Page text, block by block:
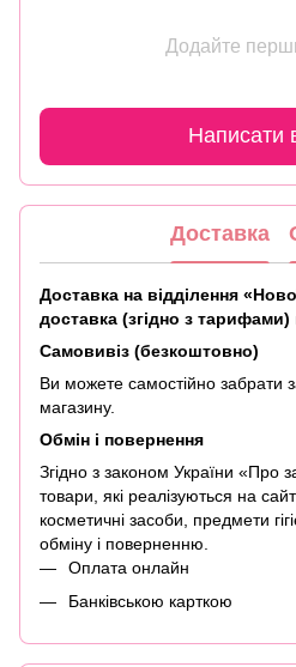
Додайте
Написати
Доставка
Доставка на відділення
доставка (згідно з тарифами)
Самовивіз (безкоштовно)
Ви можете самостійно забрати
магазину.
Обмін і повернення
Згідно з законом України «Про
товари, які реалізуються на
косметичні засоби, предмети
обміну і поверненню.
Оплата онлайн
Банківською карткою